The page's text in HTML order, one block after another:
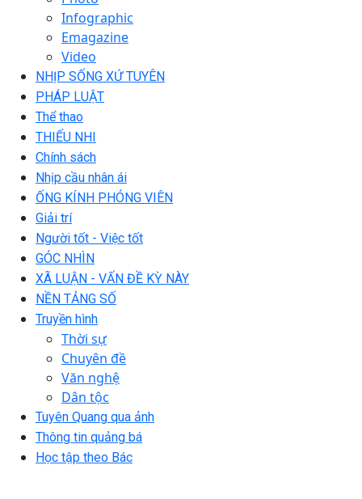
Infographic
Emagazine
Video
NHỊP SỐNG XỨ TUYÊN
PHÁP LUẬT
Thể thao
THIẾU NHI
Chính sách
Nhịp cầu nhân ái
ỐNG KÍNH PHÓNG VIÊN
Giải trí
Người tốt - Việc tốt
GÓC NHÌN
XÃ LUẬN - VẤN ĐỀ KỲ NÀY
NỀN TẢNG SỐ
Truyền hình
Thời sự
Chuyên đề
Văn nghệ
Dân tộc
Tuyên Quang qua ảnh
Thông tin quảng bá
Học tập theo Bác